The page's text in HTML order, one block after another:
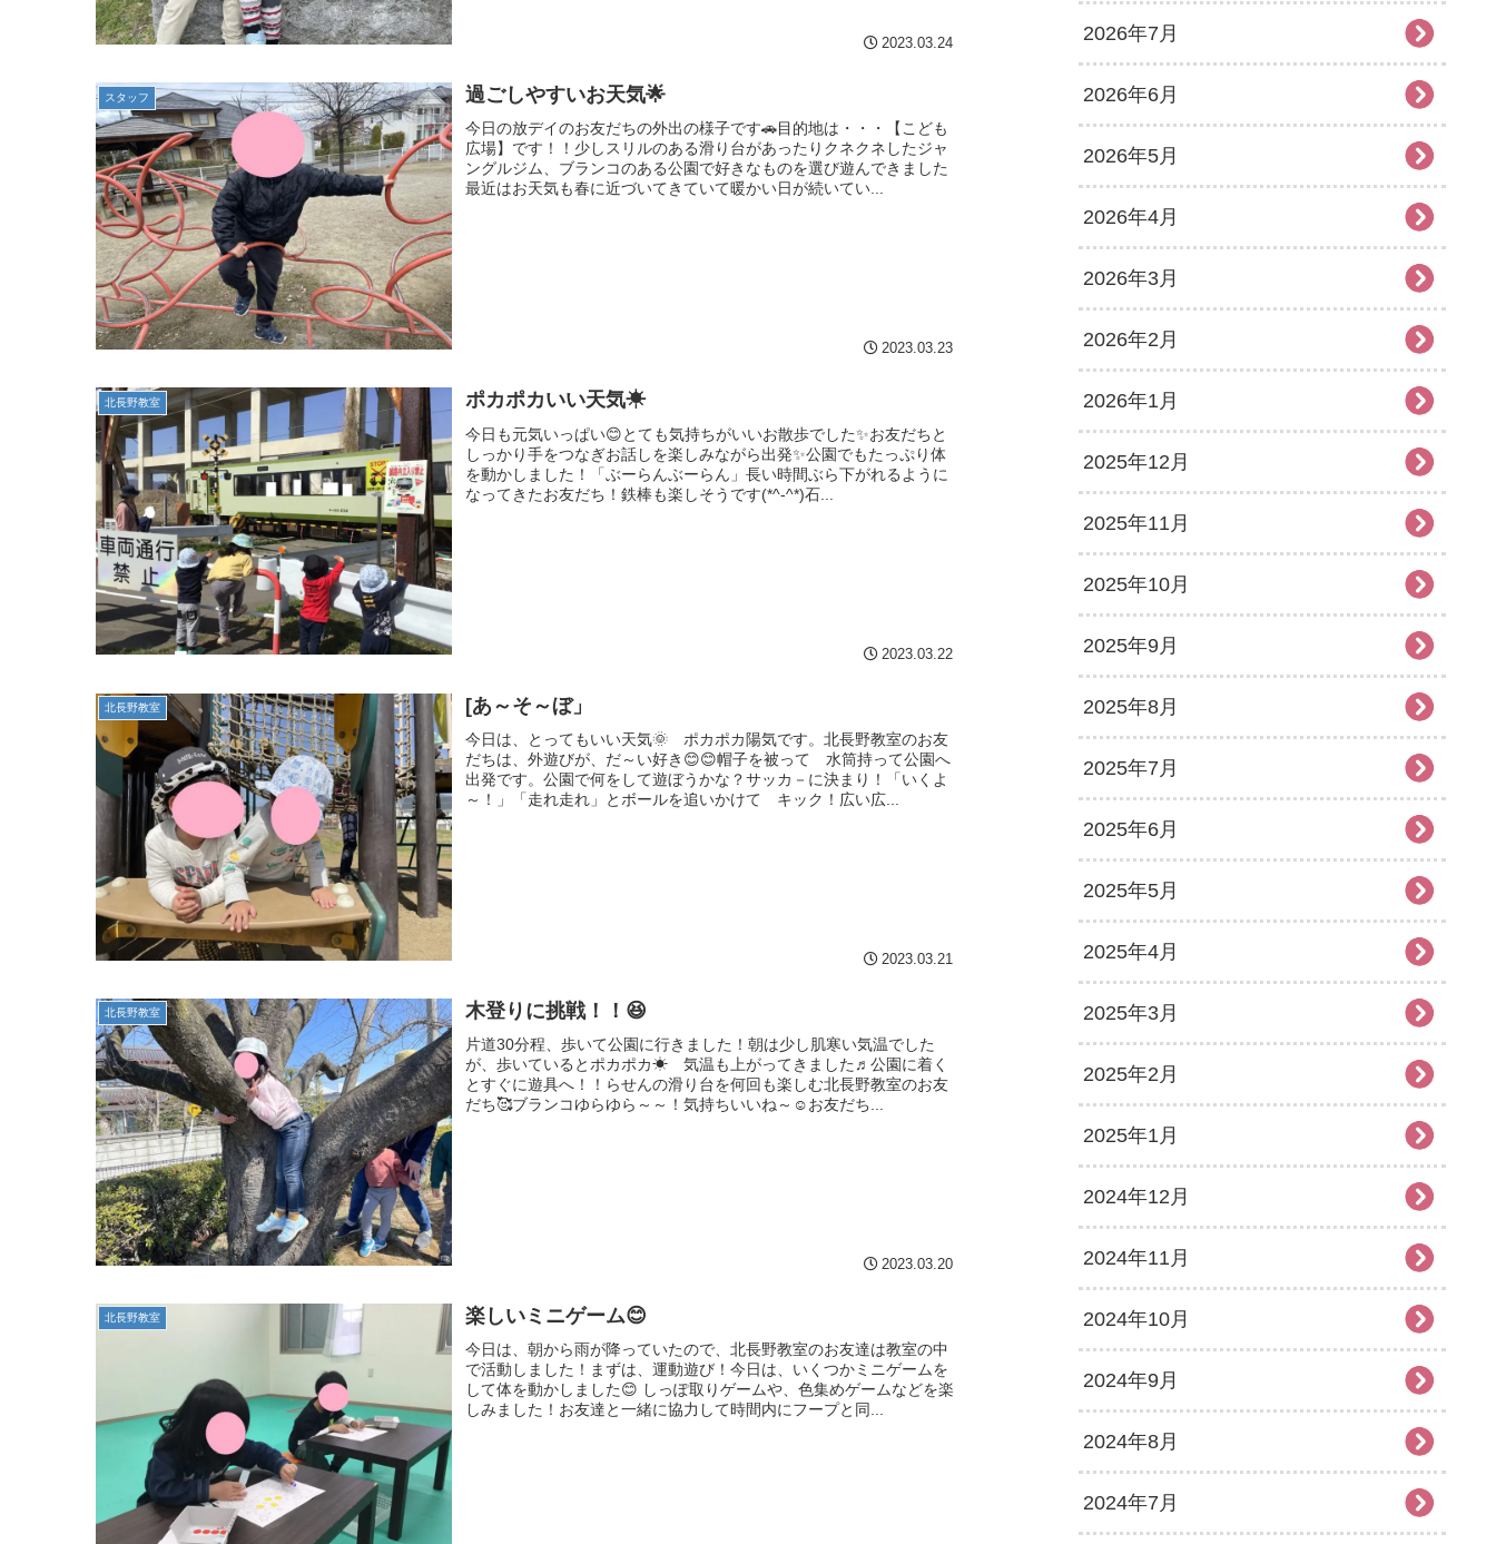
2023.03.24
スタッフ 過ごしやすいお天気🌟
今日の放デイのお友だちの外出の様子です🚗目的地は・・・【こども
広場】です！！少しスリルのある滑り台があったりクネクネしたジャ
ングルジム、ブランコのある公園で好きなものを選び遊んできました
最近はお天気も春に近づいてきていて暖かい日が続いてい...
2023.03.23
北長野教室 ポカポカいい天気☀
今日も元気いっぱい😊とても気持ちがいいお散歩でした✨お友だちと
しっかり手をつなぎお話しを楽しみながら出発✨公園でもたっぷり体
を動かしました！「ぶーらんぶーらん」長い時間ぶら下がれるように
なってきたお友だち！鉄棒も楽しそうです(*^-^*)石...
2023.03.22
北長野教室 [あ～そ～ぼ」
今日は、とってもいい天気🌞 ポカポカ陽気です。北長野教室のお友
だちは、外遊びが、だ～い好き😊😊帽子を被って 水筒持って公園へ
出発です。公園で何をして遊ぼうかな？サッカ－に決まり！「いくよ
～！」「走れ走れ」とボールを追いかけて キック！広い広...
2023.03.21
北長野教室 木登りに挑戦！！😆
片道30分程、歩いて公園に行きました！朝は少し肌寒い気温でした
が、歩いているとポカポカ☀ 気温も上がってきました♬公園に着く
とすぐに遊具へ！！らせんの滑り台を何回も楽しむ北長野教室のお友
だち🥰ブランコゆらゆら～～！気持ちいいね～☺️お友だち...
2023.03.20
北長野教室 楽しいミニゲーム😊
今日は、朝から雨が降っていたので、北長野教室のお友達は教室の中
で活動しました！まずは、運動遊び！今日は、いくつかミニゲームを
して体を動かしました😊 しっぽ取りゲームや、色集めゲームなどを楽
しみました！お友達と一緒に協力して時間内にフープと同...
2026年7月
2026年6月
2026年5月
2026年4月
2026年3月
2026年2月
2026年1月
2025年12月
2025年11月
2025年10月
2025年9月
2025年8月
2025年7月
2025年6月
2025年5月
2025年4月
2025年3月
2025年2月
2025年1月
2024年12月
2024年11月
2024年10月
2024年9月
2024年8月
2024年7月